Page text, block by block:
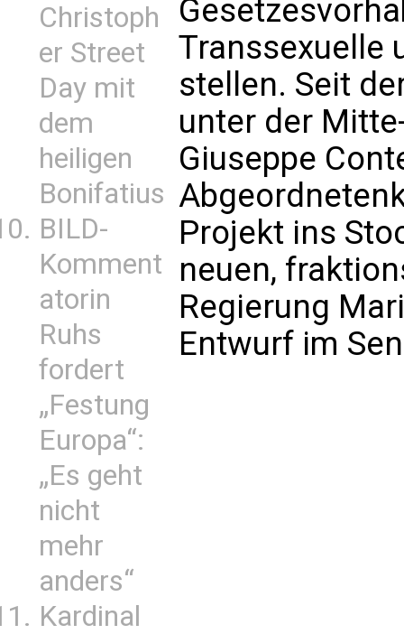
Christoph
er Street
Day mit
dem
heiligen
Bonifatius
BILD-
Komment
atorin
Ruhs
fordert
„Festung
Europa“:
„Es geht
nicht
mehr
anders“
Kardinal
Transsexuelle
stellen. Seit
unter der
Giuseppe
Projekt ins
neuen,
Regierung
Entwurf im